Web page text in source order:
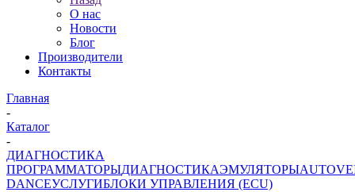
О нас
Новости
Блог
Производители
Контакты
Главная
-
Каталог
-
ДИАГНОСТИКА
ПРОГРАММАТОРЫДИАГНОСТИКАЭМУЛЯТОРЫ
DANCEУСЛУГИБЛОКИ УПРАВЛЕНИЯ (ECU)